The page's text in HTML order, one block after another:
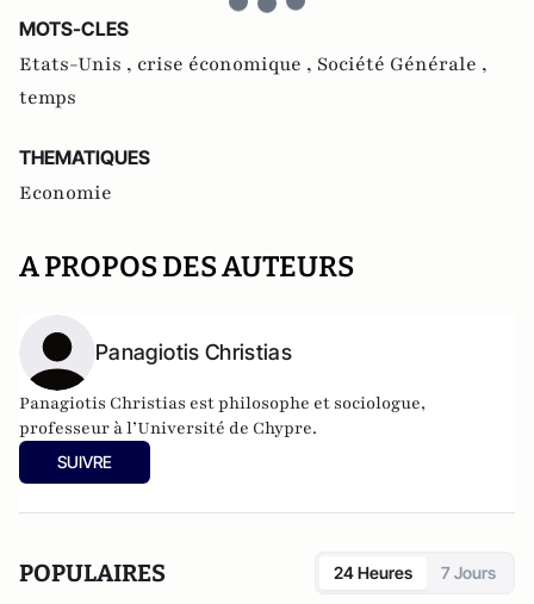
MOTS-CLES
Etats-Unis , crise économique , Société Générale ,
temps
THEMATIQUES
Economie
A PROPOS DES AUTEURS
Panagiotis Christias
Panagiotis Christias est philosophe et sociologue,
professeur à l’Université de Chypre.
SUIVRE
POPULAIRES 24 Heures 7 Jours